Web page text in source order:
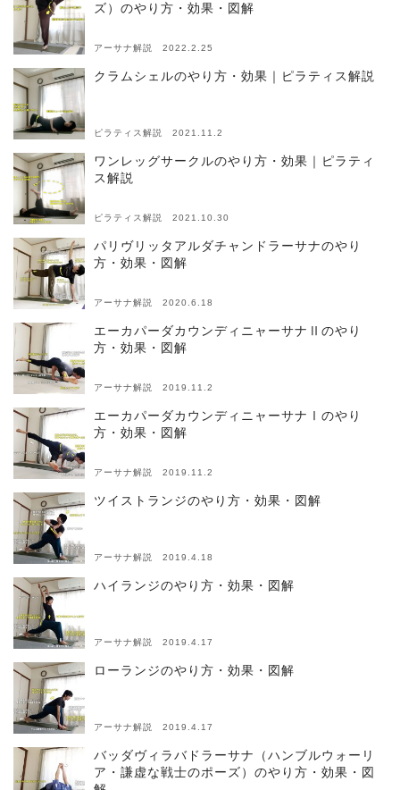
ズ）のやり方・効果・図解
アーサナ解説 2022.2.25
クラムシェルのやり方・効果｜ピラティス解説
ピラティス解説 2021.11.2
ワンレッグサークルのやり方・効果｜ピラティ
ス解説
ピラティス解説 2021.10.30
パリヴリッタアルダチャンドラーサナのやり
方・効果・図解
アーサナ解説 2020.6.18
エーカパーダカウンディニャーサナⅡのやり
方・効果・図解
アーサナ解説 2019.11.2
エーカパーダカウンディニャーサナⅠのやり
方・効果・図解
アーサナ解説 2019.11.2
ツイストランジのやり方・効果・図解
アーサナ解説 2019.4.18
ハイランジのやり方・効果・図解
アーサナ解説 2019.4.17
ローランジのやり方・効果・図解
アーサナ解説 2019.4.17
バッダヴィラバドラーサナ（ハンブルウォーリ
ア・謙虚な戦士のポーズ）のやり方・効果・図